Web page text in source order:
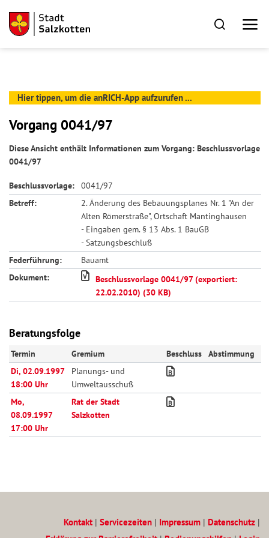
Hier tippen, um die anRICH-App aufzurufen ...
Vorgang 0041/97
Diese Ansicht enthält Informationen zum Vorgang: Beschlussvorlage
0041/97
Beschlussvorlage:
0041/97
Betreff:
2. Änderung des Bebauungsplanes Nr. 1 "An der
Alten Römerstraße", Ortschaft Mantinghausen
- Eingaben gem. § 13 Abs. 1 BauGB
- Satzungsbeschluß
Federführung:
Bauamt
Dokument:
Beschlussvorlage 0041/97 (exportiert:
22.02.2010) (30 KB)
Beratungsfolge
Termin Gremium Beschluss
Abstimmung
Di, 02.09.1997
18:00 Uhr
Planungs- und
Umweltausschuß
Mo,
08.09.1997
17:00 Uhr
Rat der Stadt
Salzkotten
Kontakt | Servicezeiten | Impressum | Datenschutz |